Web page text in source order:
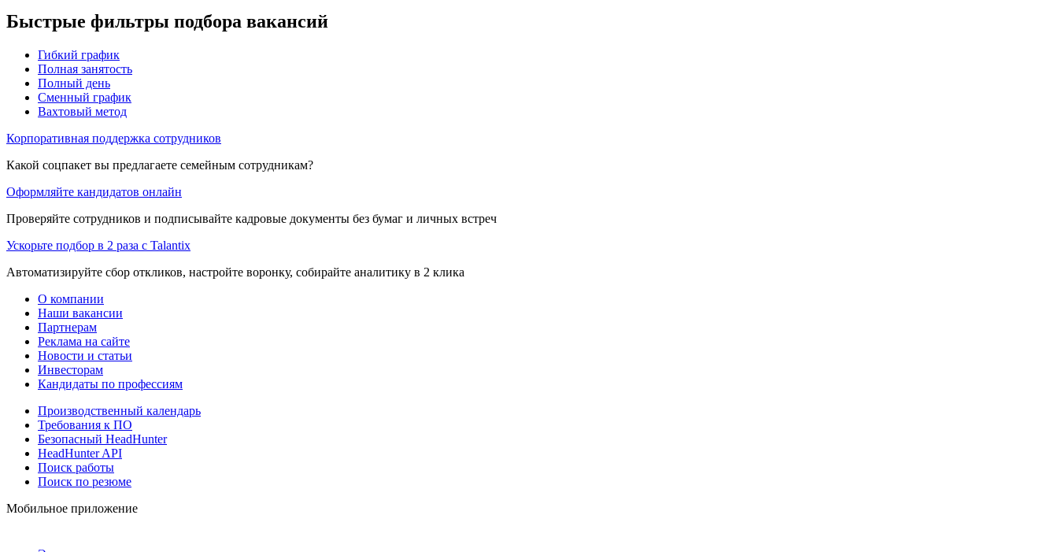
Быстрые фильтры подбора вакансий
Гибкий график
Полная занятость
Полный день
Сменный график
Вахтовый метод
Корпоративная поддержка сотрудников
Какой соцпакет вы предлагаете семейным сотрудникам?
Оформляйте кандидатов онлайн
Проверяйте сотрудников и подписывайте кадровые документы без бумаг и личных встреч
Ускорьте подбор в 2 раза с Talantix
Автоматизируйте сбор откликов, настройте воронку, собирайте аналитику в 2 клика
О компании
Наши вакансии
Партнерам
Реклама на сайте
Новости и статьи
Инвесторам
Кандидаты по профессиям
Производственный календарь
Требования к ПО
Безопасный HeadHunter
HeadHunter API
Поиск работы
Поиск по резюме
Мобильное приложение